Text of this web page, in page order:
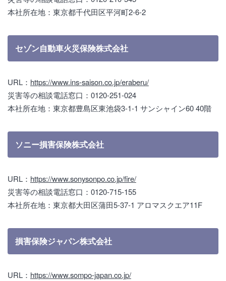
本社所在地：東京都千代田区平河町2-6-2
セゾン自動車火災保険株式会社
URL： https://www.ins-saison.co.jp/eraberu/
災害等の相談電話窓口：0120-251-024
本社所在地：東京都豊島区東池袋3-1-1 サンシャイン60 40階
ソニー損害保険株式会社
URL： https://www.sonysonpo.co.jp/fire/
災害等の相談電話窓口：0120-715-155
本社所在地：東京都大田区蒲田5-37-1 アロマスクエア11F
損害保険ジャパン株式会社
URL： https://www.sompo-japan.co.jp/